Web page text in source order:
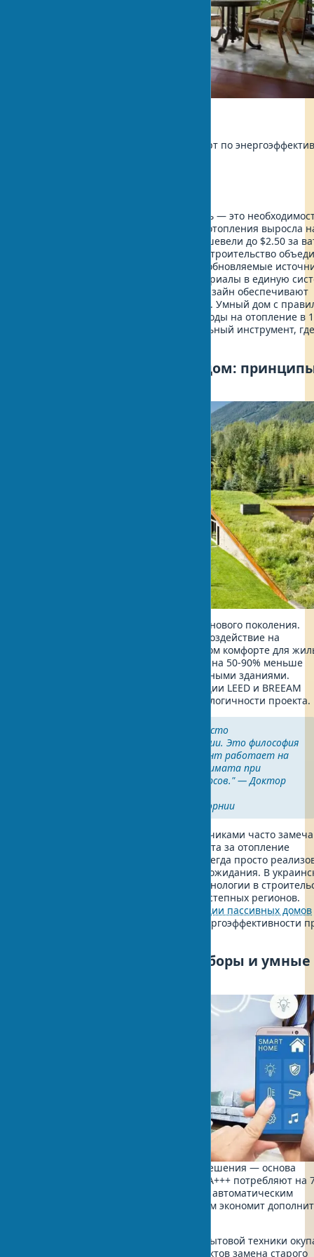
Михаил Григоренко, Эксперт по
Экологичный дом больше не роскошь — это
2025 году стоимость традиционного отопления выросла
а солнечные батареи для дома подешевели до $2.50 за
Следует учитывать, что устойчивое строительство
энергоэффективные технологии, возобновляемые
энергии и экологически чистые материалы в единую
Низкоуглеродные технологии и экодизайн обеспечивают
энергетическую независимость дома. Умный дом с
теплоизоляцией может снизить расходы на отопление в
— как хорошо настроенный музыкальный инструмент,
Что такое экологичный дом:
Экодом представляет собой жилище нового поколения.
Основная цель — минимизировать воздействие на
окружающую среду при максимальном комфорте для
Энергоэффективный дом потребляет на 50-90% меньше
ресурсов по сравнению с традиционными зданиями.
Современные стандарты сертификации LEED и BREEAM
помогают достичь максимальной экологичности проекта.
"Пассивный дом — это не просто
энергосберегающие технологии. Это философия
комфорта, где каждый элемент работает на
создание идеального микроклимата при
минимальных затратах ресурсов." — Доктор
энергоэффективности Калифорнии
В практике работы с частными заказчиками часто
удивление владельцев экодомов. Счета за отопление
действительно в разы меньше. Не всегда просто
все сразу. Но результат превосходит ожидания. В
климатических условиях зеленые технологии в
особенно актуальны — от Карпат до степных регионов.
сертификации пассивных домов
помогают достичь максимальной энергоэффективности
Энергосберегающие приборы и умные
Современные энергосберегающие решения — основа
экологичного дома. Приборы класса A+++ потребляют на
меньше электричества. Умный дом с автоматическим
управлением освещением и климатом экономит
Таким образом, правильный выбор бытовой техники
за 3-5 лет. В одном из недавних проектов замена старого